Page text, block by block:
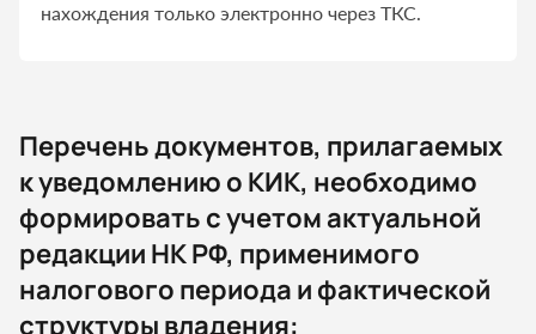
нахождения только электронно через ТКС.
Перечень документов, прилагаемых
к уведомлению о КИК, необходимо
формировать с учетом актуальной
редакции НК РФ, применимого
налогового периода и фактической
структуры владения: